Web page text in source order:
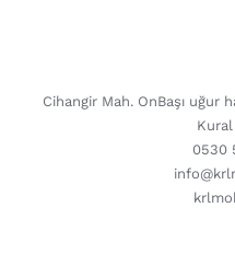
Cihangir Mah. OnBaşı uğur
0530